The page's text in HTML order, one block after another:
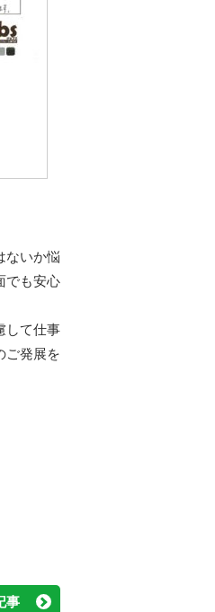
ないか悩
でも安心
して仕事
ご発展を
事